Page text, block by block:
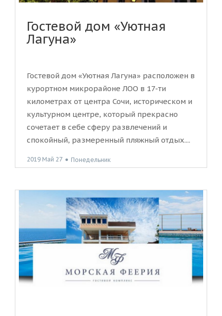
Гостевой дом «Уютная
Лагуна»
Гостевой дом «Уютная Лагуна» расположен в
курортном микрорайоне ЛОО в 17-ти
километрах от центра Сочи, историческом и
культурном центре, который прекрасно
сочетает в себе сферу развлечений и
спокойный, размеренный пляжный отдых....
2019 Май 27 ● Понедельник